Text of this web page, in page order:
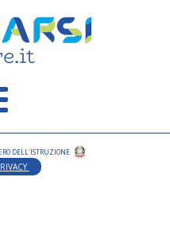
DELL'ISTRUZIONE